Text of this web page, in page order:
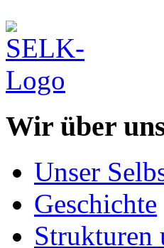
Wir über
Unser
Geschichte
Strukturen